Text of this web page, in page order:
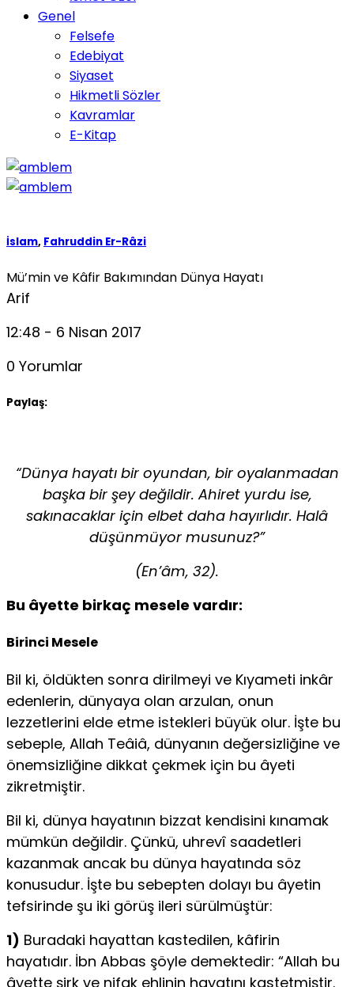
Genel
Felsefe
Edebiyat
Siyaset
Hikmetli Sözler
Kavramlar
E-Kitap
İslam, Fahruddin Er-Râzi
Mü’min ve Kâfir Bakımından Dünya Hayatı
Arif
12:48 - 6 Nisan 2017
0 Yorumlar
Paylaş:
“Dünya hayatı bir oyundan, bir oyalanmadan
başka bir şey değildir. Ahiret yurdu ise,
sakınacaklar için elbet daha hayırlıdır. Halâ
düşünmüyor musunuz?”
(En’âm, 32).
Bu âyette birkaç mesele vardır:
Birinci Mesele
Bil ki, öldükten sonra dirilmeyi ve Kıyameti inkâr
edenlerin, dünyaya olan arzulan, onun
lezzetlerini elde etme istekleri büyük olur. İşte bu
sebeple, Allah Teâiâ, dünyanın değer­sizliğine ve
önemsizliğine dikkat çekmek için bu âyeti
zikretmiştir.
Bil ki, dünya hayatının bizzat kendisini kınamak
mümkün değildir. Çünkü, uhrevî saadetleri
kazanmak ancak bu dünya hayatında söz
konusudur. İşte bu sebepten dolayı bu âyetin
tefsirinde şu iki görüş ileri sürülmüştür:
1) Buradaki hayattan kastedilen, kâfirin
hayatıdır. İbn Abbas şöyle demektedir: “Allah bu
âyette şirk ve nifak ehlinin hayatını kastetmiştir.